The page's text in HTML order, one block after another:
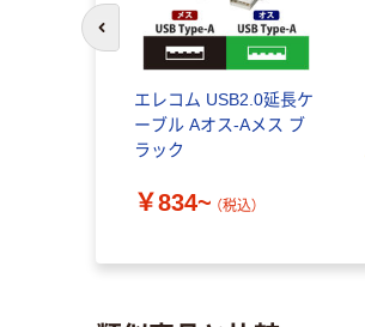
エレコム USB2.0延長ケ
ーブル Aオス-Aメス ブ
ラック
￥834~ （税込）
前のスライドへ